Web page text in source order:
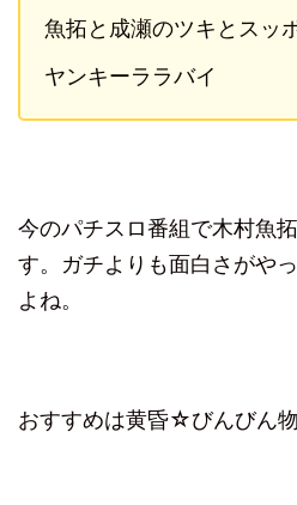
魚拓と成瀬のツキとスッ
ヤンキーララバイ
今のパチスロ番組で木村魚
す。ガチよりも面白さがや
よね。
おすすめは黄昏☆びんびん物